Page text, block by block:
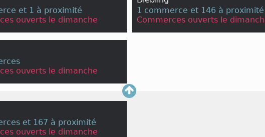
et 1 à proximité
ouverts le dimanche
1 commerce et 146 à proximité
Commerces ouverts le
ouverts le dimanche
et 167 à proximité
ouverts le dimanche